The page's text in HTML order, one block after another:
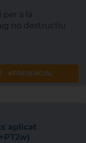
a la
no destructiu
#PRESENCIAL
aplicat